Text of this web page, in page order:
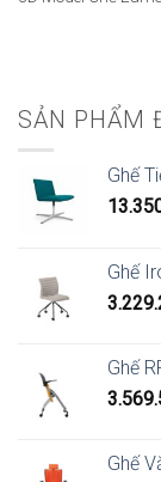
SẢN PHẨM
Ghế
Ghế
Ghế
Ghế